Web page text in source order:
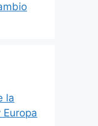
la
Europa